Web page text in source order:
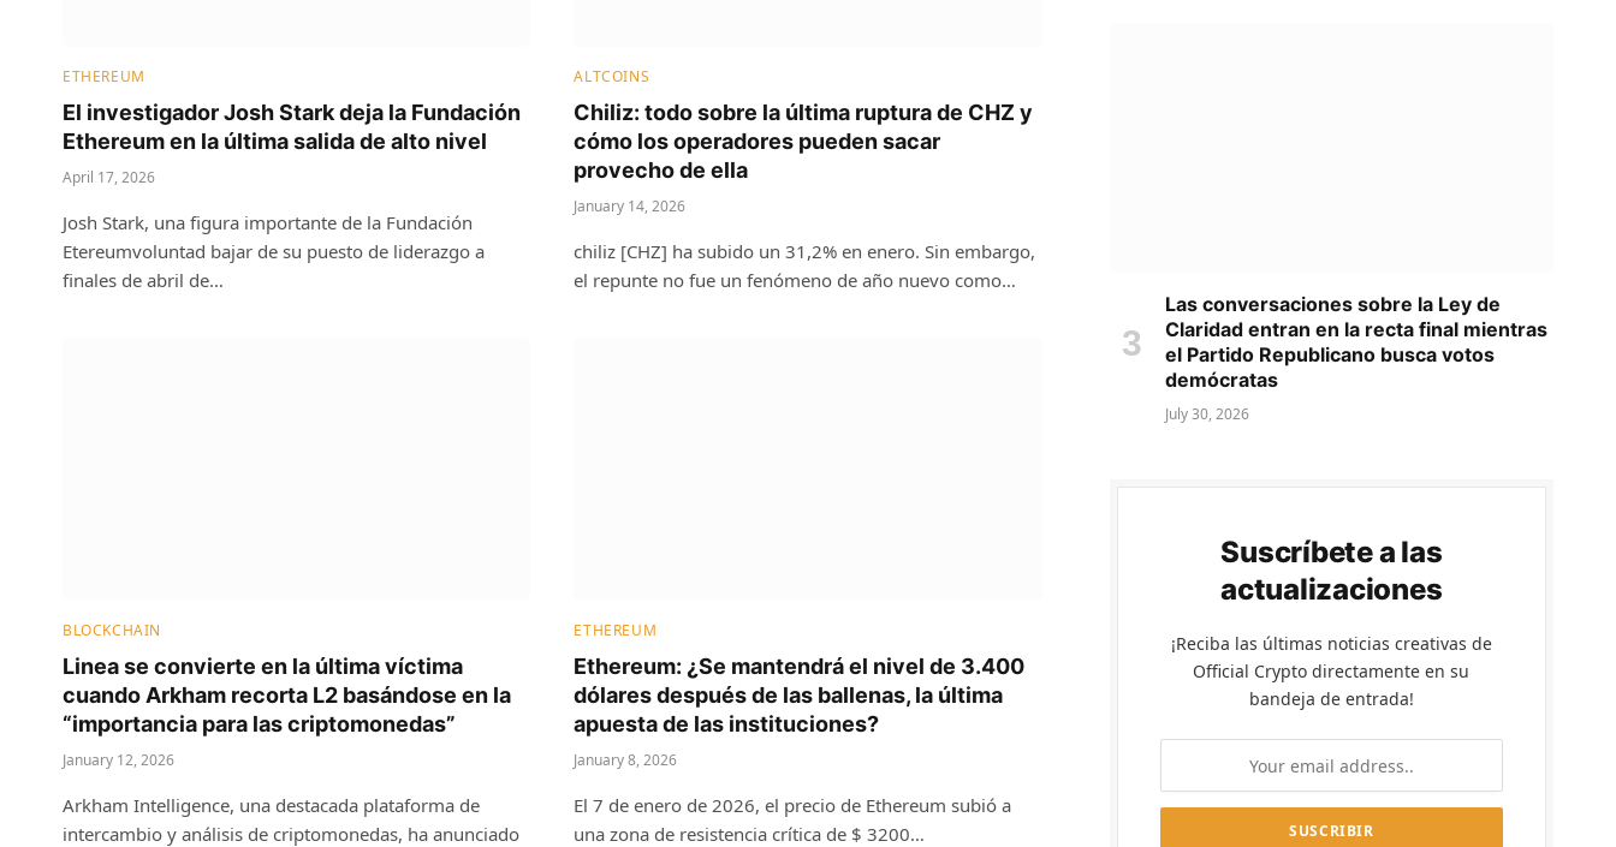
ETHEREUM
El investigador Josh Stark deja la Fundación
Ethereum en la última salida de alto nivel
April 17, 2026
Josh Stark, una figura importante de la Fundación
Etereumvoluntad bajar de su puesto de liderazgo a
finales de abril de…
ALTCOINS
Chiliz: todo sobre la última ruptura de CHZ y
cómo los operadores pueden sacar
provecho de ella
January 14, 2026
chiliz [CHZ] ha subido un 31,2% en enero. Sin embargo,
el repunte no fue un fenómeno de año nuevo como…
BLOCKCHAIN
Linea se convierte en la última víctima
cuando Arkham recorta L2 basándose en la
“importancia para las criptomonedas”
January 12, 2026
Arkham Intelligence, una destacada plataforma de
intercambio y análisis de criptomonedas, ha anunciado
ETHEREUM
Ethereum: ¿Se mantendrá el nivel de 3.400
dólares después de las ballenas, la última
apuesta de las instituciones?
January 8, 2026
El 7 de enero de 2026, el precio de Ethereum subió a
una zona de resistencia crítica de $ 3200…
Las conversaciones sobre la Ley de
Claridad entran en la recta final mientras
el Partido Republicano busca votos
demócratas
July 30, 2026
Suscríbete a las
actualizaciones
¡Reciba las últimas noticias creativas de
Official Crypto directamente en su
bandeja de entrada!